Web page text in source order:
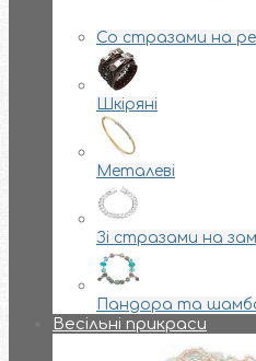
Со стразами на
Шкіряні
Металеві
Зі стразами на
Пандора та
Весільні прикраси